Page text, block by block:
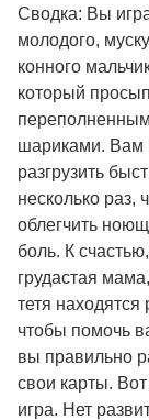
Сводка: Вы
молодого,
конного
который
шариками. Вам
разгрузить
несколько раз,
облегчить
боль. К
грудастая
тетя находятся
чтобы помочь
вы правильно
свои карты.
игра. Нет